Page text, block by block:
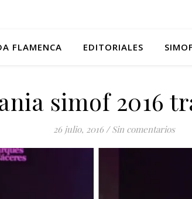
FLAMENCA EDITORIALES SIMOF
simof 2016
26 julio, 2016 / Sin comentarios